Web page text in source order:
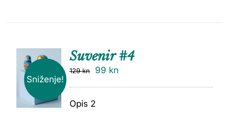
Sniženje!
DODAJ
Suvenir #4
129kn 99 kn
Opis 2